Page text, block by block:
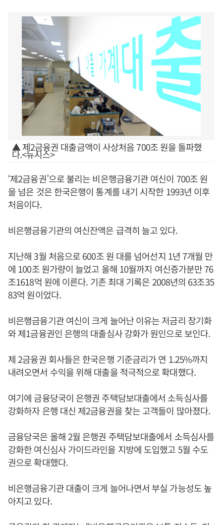
▲ 제2금융권 대출금액이 사상처음 700조 원을 돌파했
다.<뉴시스>
‘제2금융권’으로 불리는 비은행금융기관 여신이 700조 원
을 넘은 것은 한국은행이 통계를 내기 시작한 1993년 이후
처음이다.
비은행금융기관의 여신잔액은 급격히 늘고 있다.
지난해 3월 처음으로 600조 원 대를 넘어선지 1년 7개월 만
에 100조 원가량이 늘었고 올해 10월까지 여신증가분만 76
조1618억 원에 이른다. 기존 최대 기록은 2008년의 63조35
83억 원이었다.
비은행금융기관 여신이 크게 늘어난 이유는 저금리 장기화
와 제1금융권인 은행의 대출심사 강화가 원인으로 보인다.
제 2금융권 회사들은 한국은행 기준금리가 연 1.25%까지
내려오면서 수익을 위해 대출을 적극적으로 확대했다.
여기에 금융당국이 은행권 주택담보대출에서 소득심사를
강화하자 은행 대신 제2금융권을 찾는 고객들이 많아졌다.
금융당국은 올해 2월 은행권 주택담보대출에서 소득심사를
강화한 여신심사 가이드라인을 지방에 도입했고 5월 수도
권으로 확대했다.
비은행금융기관 대출이 크게 늘어나면서 부실 가능성도 높
아지고 있다.